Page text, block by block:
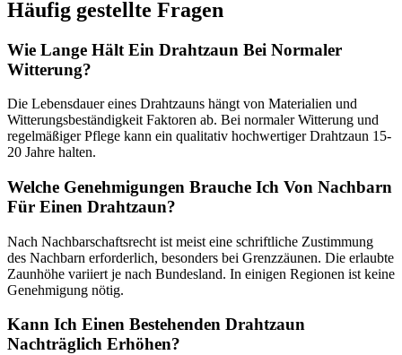
Häufig gestellte Fragen
Wie Lange Hält Ein Drahtzaun Bei Normaler
Witterung?
Die Lebensdauer eines Drahtzauns hängt von Materialien und
Witterungsbeständigkeit Faktoren ab. Bei normaler Witterung und
regelmäßiger Pflege kann ein qualitativ hochwertiger Drahtzaun 15-
20 Jahre halten.
Welche Genehmigungen Brauche Ich Von Nachbarn
Für Einen Drahtzaun?
Nach Nachbarschaftsrecht ist meist eine schriftliche Zustimmung
des Nachbarn erforderlich, besonders bei Grenzzäunen. Die erlaubte
Zaunhöhe variiert je nach Bundesland. In einigen Regionen ist keine
Genehmigung nötig.
Kann Ich Einen Bestehenden Drahtzaun
Nachträglich Erhöhen?